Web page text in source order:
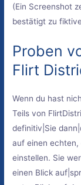
(Ein Screenshot
bestätigt zu
Proben
Flirt
Wenn du hast
Teils von
definitiv|Sie
auf einen
einstellen. Sie
einen Blick